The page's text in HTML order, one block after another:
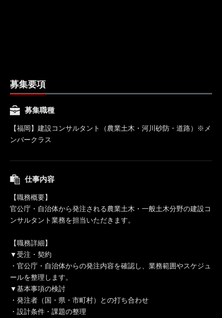
募集要項
募集職種
【福岡】建設コンサルタント（農業土木・河川砂防・道路）※メ
ンバークラス
仕事内容
【職務概要】
官公庁・自治体から発注される農業土木・一般土木分野の建設コ
ンサルタント業務を担当いただきます。
【職務詳細】
▼受注・契約
・官公庁・自治体からの発注内容を確認し、業務範囲やスケジュ
ールを整理します。
▼基本事項の検討
・発注者（国・県・市町村）との打ち合わせ
・設計条件・課題の整理